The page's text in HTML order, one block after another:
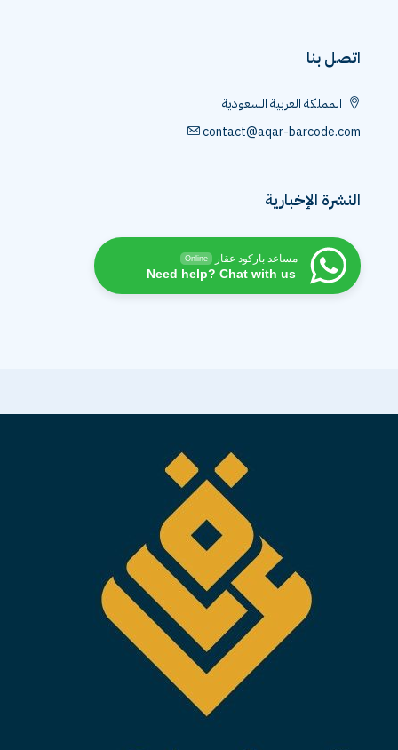
اتصل بنا
المملكة العربية السعودية
contact@aqar-barcode.com
النشرة الإخبارية
مساعد باركود عقار Online
Need help? Chat with us